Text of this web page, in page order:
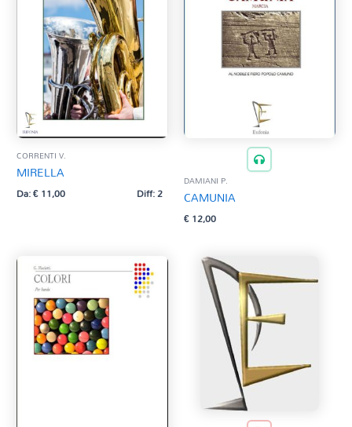
CORRENTI V.
MIRELLA
Da:€11,00 Diff: 2
DAMIANI P.
CAMUNIA
€12,00